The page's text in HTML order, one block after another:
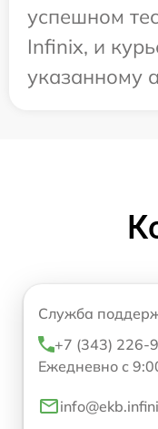
успешном
Infinix, и
указанному
Служба
+7 (343) 226-
Ежедневно с